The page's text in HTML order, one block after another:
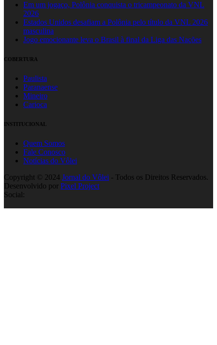
Em um jogaço, Polônia conquista o tricampeonato da VNL
2026
Estados Unidos desafiam a Polônia pelo título da VNL 2026
masculina
Jogo emocionante leva o Brasil à final da Liga das Nações
COBERTURA
Paulista
Paranaense
Mineiro
Carioca
INSTITUCIONAL
Quem Somos
Fale Conosco
Notícias do Vôlei
Copyright © 2024 Jornal do Vôlei - Todos os Direitos Reservados.
Desenvolvido por Pixel Project
Social: